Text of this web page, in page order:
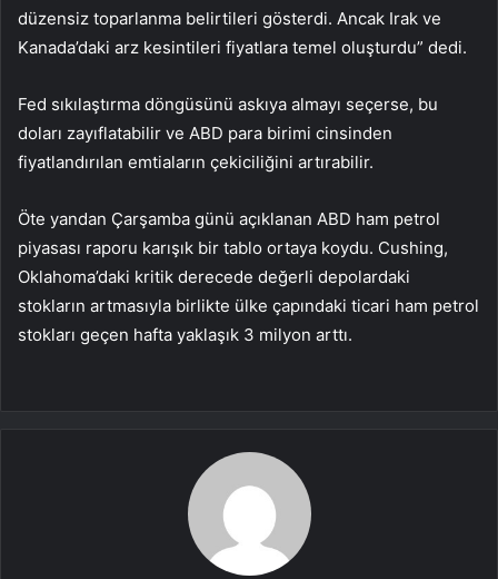
düzensiz toparlanma belirtileri gösterdi. Ancak Irak ve
Kanada’daki arz kesintileri fiyatlara temel oluşturdu” dedi.
Fed sıkılaştırma döngüsünü askıya almayı seçerse, bu
doları zayıflatabilir ve ABD para birimi cinsinden
fiyatlandırılan emtiaların çekiciliğini artırabilir.
Öte yandan Çarşamba günü açıklanan ABD ham petrol
piyasası raporu karışık bir tablo ortaya koydu. Cushing,
Oklahoma’daki kritik derecede değerli depolardaki
stokların artmasıyla birlikte ülke çapındaki ticari ham petrol
stokları geçen hafta yaklaşık 3 milyon arttı.